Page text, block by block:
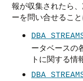
報が収集されたら
ーを問い合せるこ
ータベースの
トに関する情